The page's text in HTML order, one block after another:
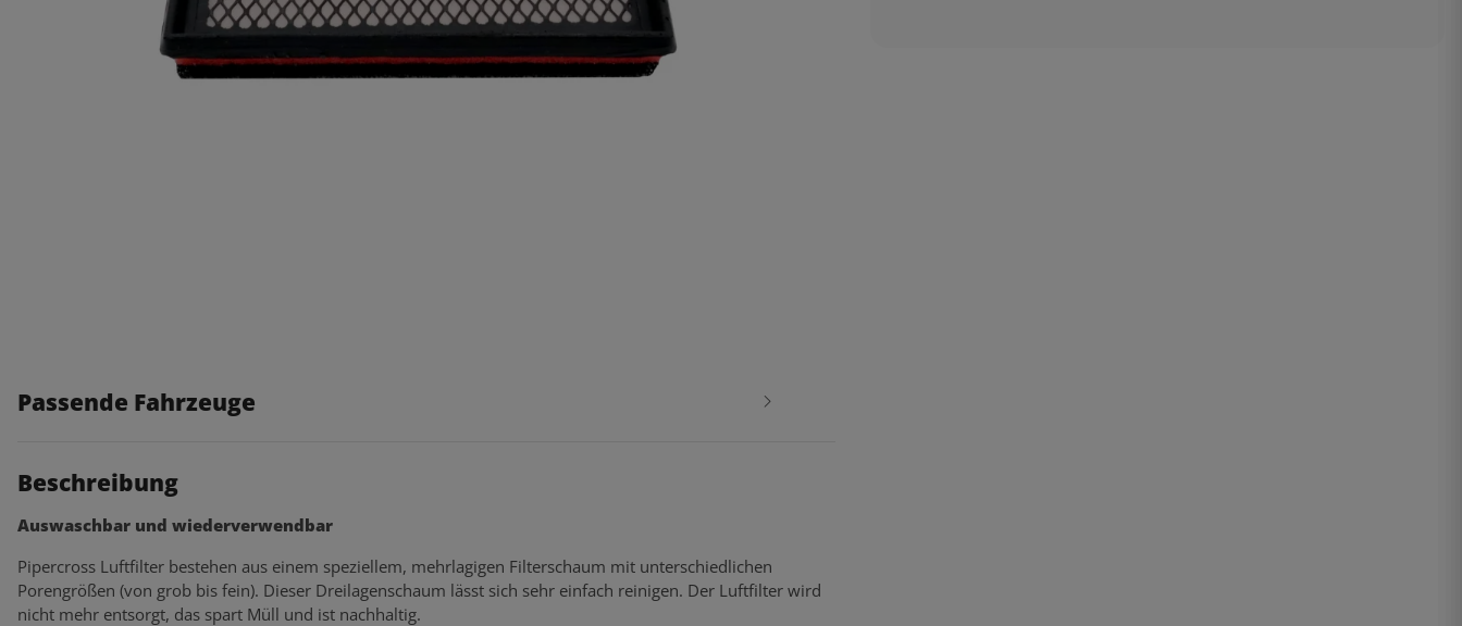
Passende Fahrzeuge
Beschreibung
Auswaschbar und wiederverwendbar
Pipercross Luftfilter bestehen aus einem speziellem, mehrlagigen Filterschaum mit unterschiedlichen
Porengrößen (von grob bis fein). Dieser Dreilagenschaum lässt sich sehr einfach reinigen. Der Luftfilter wird
nicht mehr entsorgt, das spart Müll und ist nachhaltig.